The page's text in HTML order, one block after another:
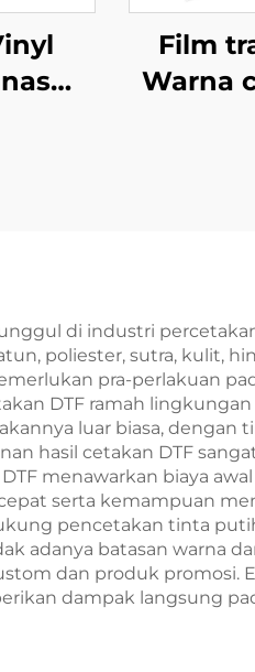
Film
Warna
di industri
poliester, sutra, kulit,
pra-perlakuan
DTF ramah
luar biasa, dengan
hasil cetakan DTF
menawarkan biaya
serta kemampuan
pencetakan tinta
adanya batasan warna
dan produk promosi.
dampak langsung